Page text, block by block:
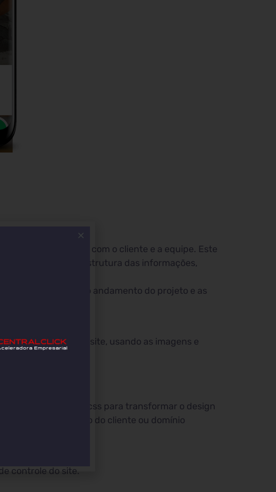
do projeto com o cliente e a equipe. Este
vídeos, textos, estrutura das informações,
acompanharem o andamento do projeto e as
das páginas do site, usando as imagens e
pedir ajustes.
html e css para transformar o design
no domínio do cliente ou domínio
controle do site.